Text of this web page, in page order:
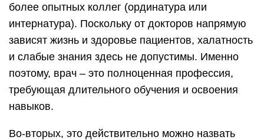
более опытных коллег (ординатура или
интернатура). Поскольку от докторов напрямую
зависят жизнь и здоровье пациентов, халатность
и слабые знания здесь не допустимы. Именно
поэтому, врач – это полноценная профессия,
требующая длительного обучения и освоения
навыков.
Во-вторых, это действительно можно назвать